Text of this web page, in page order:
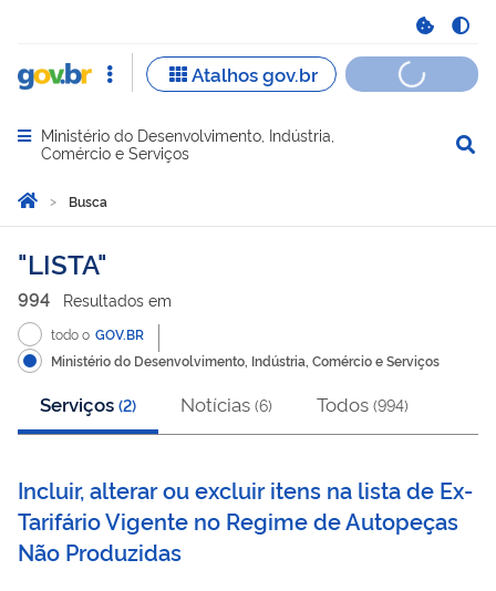
Abrir menu principal de navegação
Ministério do Desenvolvimento, Indústria,
Comércio e Serviços
Você está aqui:
Página Inicial
Busca
Busca
LISTA
994 Resultados em
todo o GOV.BR
Ministério do Desenvolvimento, Indústria, Comércio e Serviços
Serviços (2) Notícias (6) Todos (994)
Incluir, alterar ou excluir itens na lista de Ex-
Tarifário Vigente no Regime de Autopeças
Não Produzidas